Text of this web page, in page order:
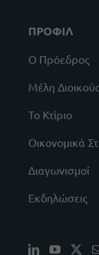
ΠΡΟΦΙΛ
Ο Πρόεδρος
Μέλη
Το Κτίριο
Οικονομικά
Διαγωνισμοί
Εκδηλώσεις